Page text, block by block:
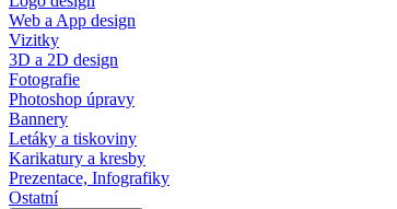
Web a App design
Vizitky
3D a 2D design
Fotografie
Photoshop úpravy
Bannery
Letáky a tiskoviny
Karikatury a kresby
Prezentace, Infografiky
Ostatní